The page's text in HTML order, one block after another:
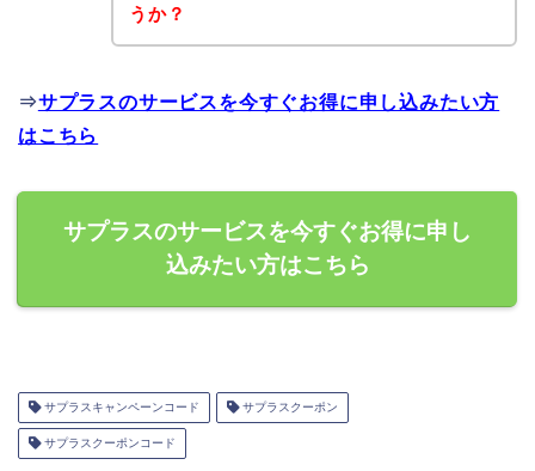
うか？
⇒サプラスのサービスを今すぐお得に申し込みたい方
はこちら
サプラスのサービスを今すぐお得に申し
込みたい方はこちら
サプラスキャンペーンコード サプラスクーポン
サプラスクーポンコード